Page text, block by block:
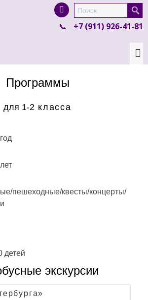
product in a size size .
colour items.
+7 (911) 926-41-81
Программы
для 1-2 класса
пешеходные/квесты/концерты/
детей
экскурсии